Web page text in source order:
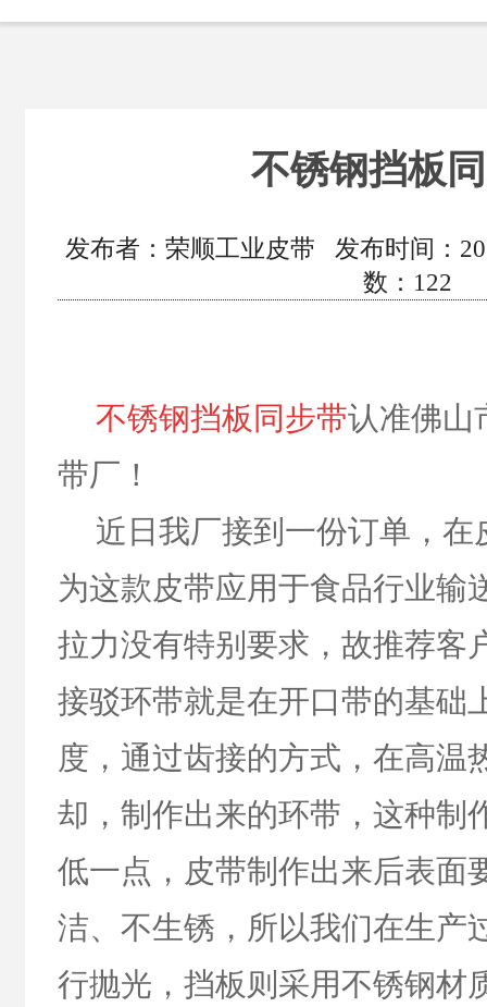
不锈钢挡板
发布者：荣顺工业皮带 发布时间：
数： 122
不锈钢挡板同步带认准佛山
带厂！
近日我厂接到一份订单，在
为这款皮带应用于食品行业输
拉力没有特别要求，故推荐客
接驳环带就是在开口带的基础
度，通过齿接的方式，在高温
却，制作出来的环带，这种制
低一点， 皮带制作出来后表面
洁、不生锈，所以我们在生产
行抛光，挡板则采用不锈钢材